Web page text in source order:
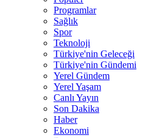
Programlar
Sağlık
Spor
Teknoloji
Türkiye'nin Geleceği
Türkiye'nin Gündemi
Yerel Gündem
Yerel Yaşam
Canlı Yayın
Son Dakika
Haber
Ekonomi